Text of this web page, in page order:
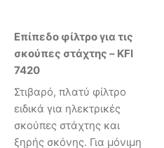
Επίπεδο φίλτρο για τις
σκούπες στάχτης – KFI
7420
Στιβαρό, πλατύ φίλτρο
ειδικά για ηλεκτρικές
σκούπες στάχτης και
ξηρής σκόνης. Για μόνιμη